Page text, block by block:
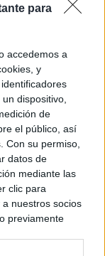
para
accedemos a
y
dispositivo,
de
el público, así
Con su permiso,
datos de
mediante las
clic para
nuestros socios
previamente